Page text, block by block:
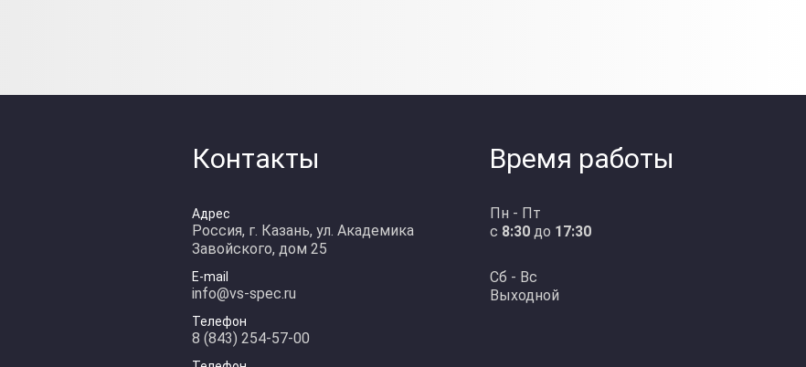
Контакты
Адрес
Россия, г. Казань, ул. Академика
Завойского, дом 25
E-mail
info@vs-spec.ru
Телефон
8 (843) 254-57-00
Время работы
Пн - Пт
с 8:30 до 17:30
Сб - Вс
Выходной